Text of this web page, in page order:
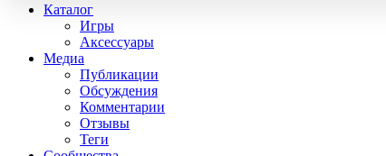
Каталог
Игры
Аксессуары
Медиа
Публикации
Обсуждения
Комментарии
Отзывы
Теги